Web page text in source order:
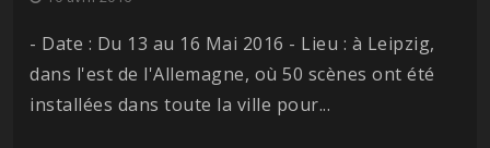
- Date : Du 13 au 16 Mai 2016 - Lieu : à Leipzig,
dans l'est de l'Allemagne, où 50 scènes ont été
installées dans toute la ville pour...